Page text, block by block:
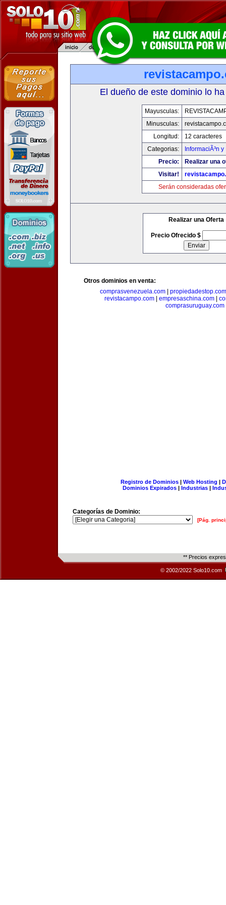
El dueño de este dominio lo
Mayusculas:
Minusculas:
Longitud:
12 caracteres
Categorias:
InformaciÃ³n
Precio:
Realizar una
Visitar!
Serán consideradas
Realizar una Oferta
Precio Ofrecido $
Otros dominios en venta:
comprasvenezuela.com
propiedadestop.com
revistacampo.com
empresaschina.com
comprasuruguay.com
Registro de Dominios| Web Hosting |
Dominios Expirados | Industrias |
Categorías de Dominio:
[Pág.
** Precios
© 2002/2022 Solo10.com